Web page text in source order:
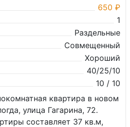
650 ₽
1
Раздельные
Совмещенный
Хороший
40/25/10
10 / 10
квартира в новом
улица Гагарина, 72.
составляет 37 кв.м,